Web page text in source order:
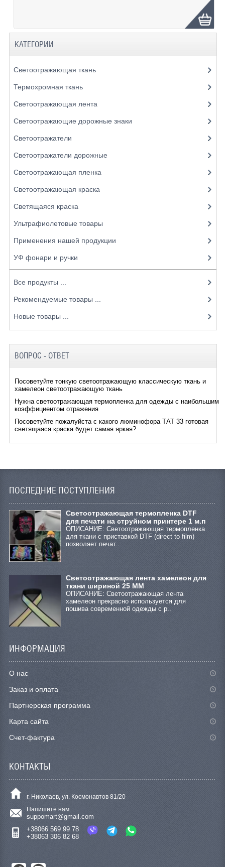
КАТЕГОРИИ
Светоотражающая ткань
Термохромная ткань
Светоотражающая лента
Светоотражающие дорожные знаки
Светоотражатели
Светоотражатели дорожные
Светоотражающая пленка
Светоотражающая краска
Светящаяся краска
Ультрафиолетовые товары
Применения нашей продукции
УФ фонари и ручки
Все продукты ...
Рекомендуемые товары ...
Новые товары ...
ВОПРОС - ОТВЕТ
Посоветуйте тонкую светоотражающую классическую ткань и
хамелеон светоотражающую ткань
Нужна светоотражающая термопленка для одежды с наибольшим
коэффициентом отражения
Посоветуйте пожалуйста с какого люминофора ТАТ 33 готовая
светящаяся краска будет самая яркая?
ПОСЛЕДНИЕ ПОСТУПЛЕНИЯ
Cветоотражающая термопленка DTF
для печати на струйном принтере 1 м.п
ОПИСАНИЕ: Светоотражающая термопленка
для ткани с приставкой DTF (direct to film)
позволяет печат..
Светоотражающая лента хамелеон для
ткани шириной 25 ММ
ОПИСАНИЕ: Светоотражающая лента
хамелеон прекрасно используется для
пошива современной одежды с р..
ИНФОРМАЦИЯ
О нас
Заказ и оплата
Партнерская программа
Карта сайта
Счет-фактура
КОНТАКТЫ
г. Николаев, ул. Космонавтов 81/20
Напишите нам:
suppomart@gmail.com
+38066 569 99 78
+38063 306 82 68